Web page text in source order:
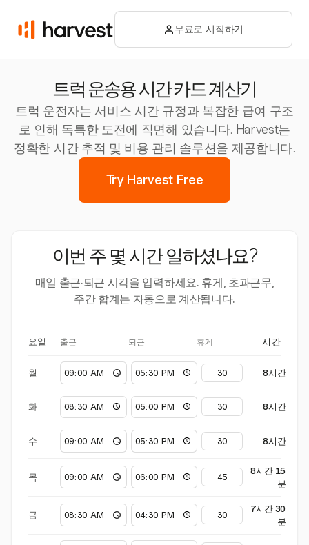
무료로 시작하기
트럭 운송용 시간 카드 계산기
트럭 운전자는 서비스 시간 규정과 복잡한 급여 구조
로 인해 독특한 도전에 직면해 있습니다. Harvest는
정확한 시간 추적 및 비용 관리 솔루션을 제공합니다.
Try Harvest Free
이번 주 몇 시간 일하셨나요?
매일 출근·퇴근 시각을 입력하세요. 휴게, 초과근무,
주간 합계는 자동으로 계산됩니다.
요일 출근 퇴근 휴게 시간
월 8시간
화 8시간
수 8시간
목
8시간 15
분
금
7시간 30
분